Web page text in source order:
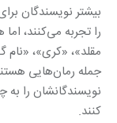
بیشتر نویسندگان
را تجربه می‌کنند،
مقلد»، «کری»،
جمله رمان‌هایی
نویسندگانشان را
کنند.